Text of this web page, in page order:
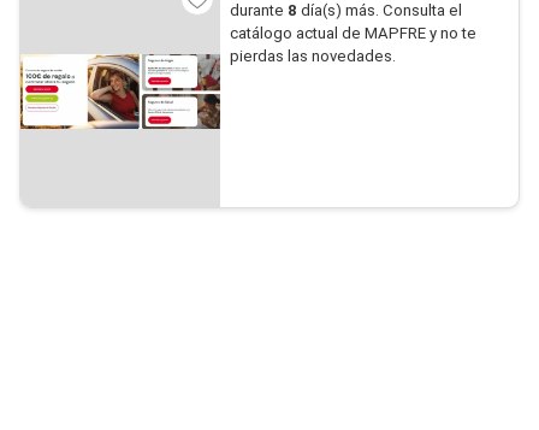
durante 8 día(s) más. Consulta el
catálogo actual de MAPFRE y no te
pierdas las novedades.